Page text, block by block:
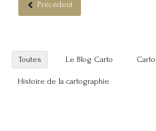
Précédent
Toutes Le Blog Carto
Histoire de la cartographie